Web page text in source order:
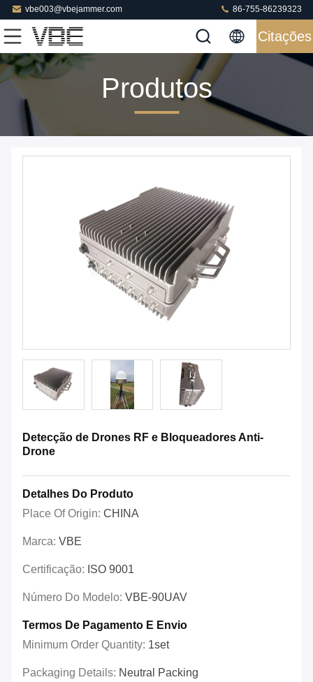
vbe003@vbejammer.com 86-755-86239323
Citações
Produtos
Detecção de Drones RF e Bloqueadores Anti-
Drone
Detalhes Do Produto
Place Of Origin: CHINA
Marca: VBE
Certificação: ISO 9001
Número Do Modelo: VBE-90UAV
Termos De Pagamento E Envio
Minimum Order Quantity: 1set
Packaging Details: Neutral Packing